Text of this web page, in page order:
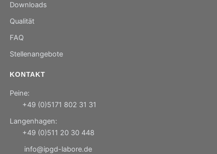
Downloads
Qualität
FAQ
Stellenangebote
KONTAKT
Peine:
+49 (0)5171 802 31 31
Langenhagen:
+49 (0)511 20 30 448
info@ipgd-labore.de